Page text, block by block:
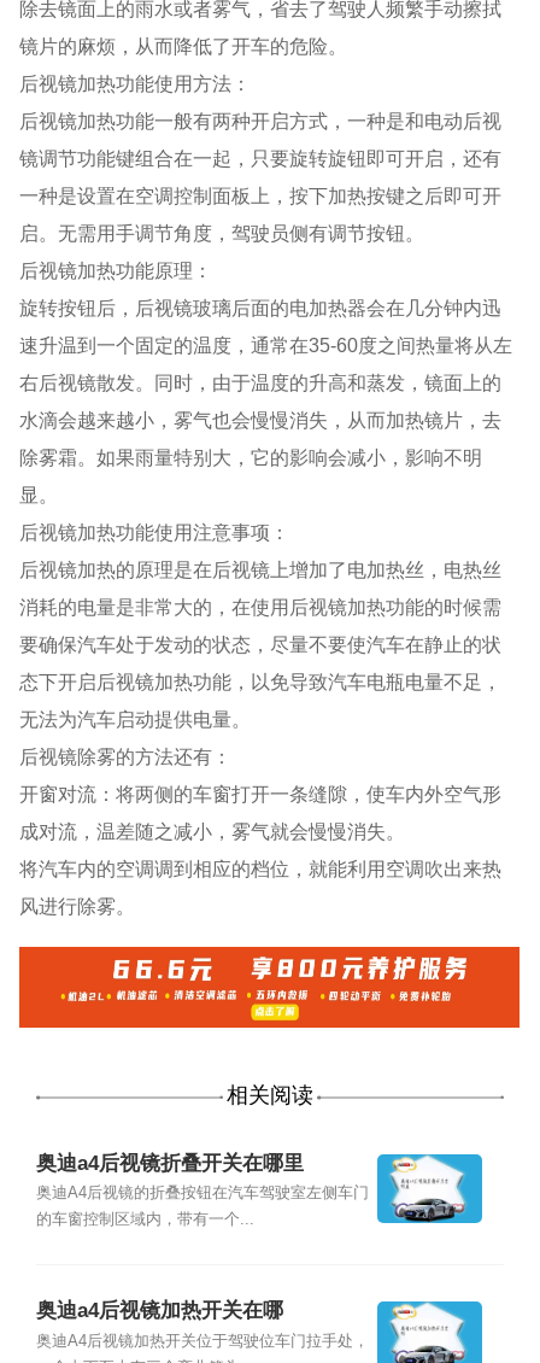
除去镜面上的雨水或者雾气，省去了驾驶人频繁手动擦拭
镜片的麻烦，从而降低了开车的危险。
后视镜加热功能使用方法：
后视镜加热功能一般有两种开启方式，一种是和电动后视
镜调节功能键组合在一起，只要旋转旋钮即可开启，还有
一种是设置在空调控制面板上，按下加热按键之后即可开
启。无需用手调节角度，驾驶员侧有调节按钮。
后视镜加热功能原理：
旋转按钮后，后视镜玻璃后面的电加热器会在几分钟内迅
速升温到一个固定的温度，通常在35-60度之间热量将从左
右后视镜散发。同时，由于温度的升高和蒸发，镜面上的
水滴会越来越小，雾气也会慢慢消失，从而加热镜片，去
除雾霜。如果雨量特别大，它的影响会减小，影响不明
显。
后视镜加热功能使用注意事项：
后视镜加热的原理是在后视镜上增加了电加热丝，电热丝
消耗的电量是非常大的，在使用后视镜加热功能的时候需
要确保汽车处于发动的状态，尽量不要使汽车在静止的状
态下开启后视镜加热功能，以免导致汽车电瓶电量不足，
无法为汽车启动提供电量。
后视镜除雾的方法还有：
开窗对流：将两侧的车窗打开一条缝隙，使车内外空气形
成对流，温差随之减小，雾气就会慢慢消失。
将汽车内的空调调到相应的档位，就能利用空调吹出来热
风进行除雾。
相关阅读
奥迪a4后视镜折叠开关在哪里
奥迪A4后视镜的折叠按钮在汽车驾驶室左侧车门
的车窗控制区域内，带有一个...
奥迪a4后视镜加热开关在哪
奥迪A4后视镜加热开关位于驾驶位车门拉手处，